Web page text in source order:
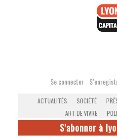
Se connecter
ACTUALITÉS SOCIÉTÉ
ART DE VIVRE
S'abonner à